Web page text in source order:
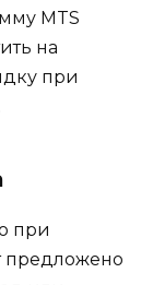
MTS
на
при
при
предложено